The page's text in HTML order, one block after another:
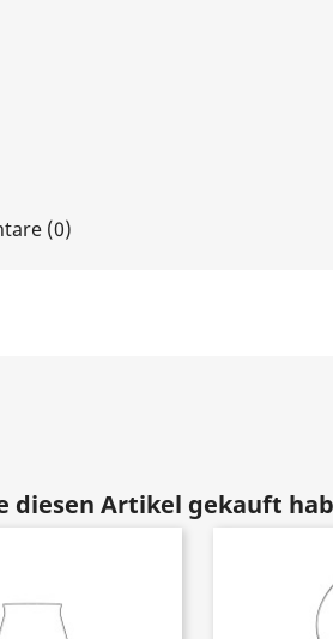
(0)
diesen Artikel gekauft